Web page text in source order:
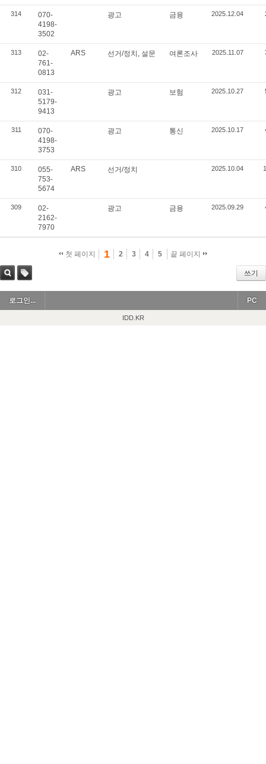
314
070-
4198-
3502
광고 금융 2025.12.04
313
02-
761-
0813
ARS 선거/정치, 설문 여론조사 2025.11.07
312
031-
5179-
9413
광고 보험 2025.10.27
311
070-
4198-
3753
광고 통신 2025.10.17
310
055-
753-
5674
ARS 선거/정치 2025.10.04
309
02-
2162-
7970
광고 금융 2025.09.29
첫 페이지 1 2 3 4 5 끝 페이지
쓰기
로그인...
PC
IDD.KR